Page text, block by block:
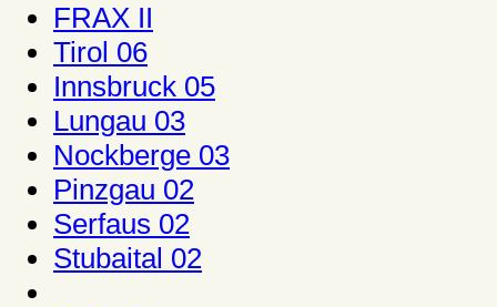
FRAX II
Tirol 06
Innsbruck 05
Lungau 03
Nockberge 03
Pinzgau 02
Serfaus 02
Stubaital 02